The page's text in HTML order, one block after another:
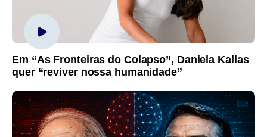
Em “As Fronteiras do Colapso”, Daniela Kallas
quer “reviver nossa humanidade”